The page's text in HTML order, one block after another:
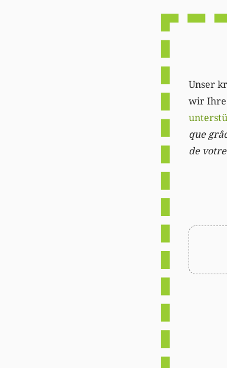
Unser
wir Ihre
que
de